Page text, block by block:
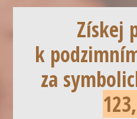
Získej
k
za